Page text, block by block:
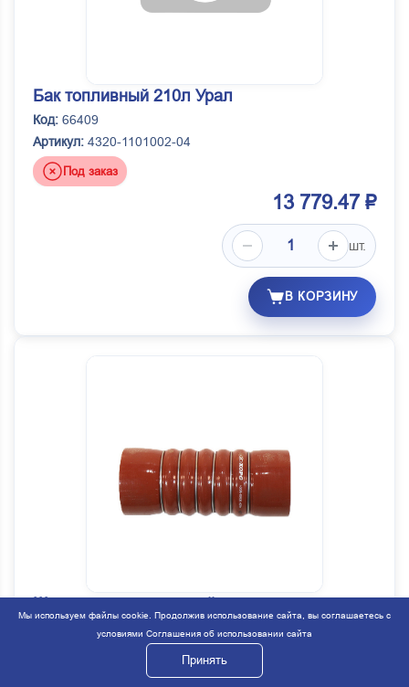
Бак топливный 210л Урал
Код: 66409
Артикул: 4320-1101002-04
Под заказ
13 779.47 ₽
шт.
В КОРЗИНУ
4320Я5-1109215
Мы используем файлы cookie. Продолжив использование сайта, вы соглашаетесь с
условиями Соглашения об использовании сайта
Принять